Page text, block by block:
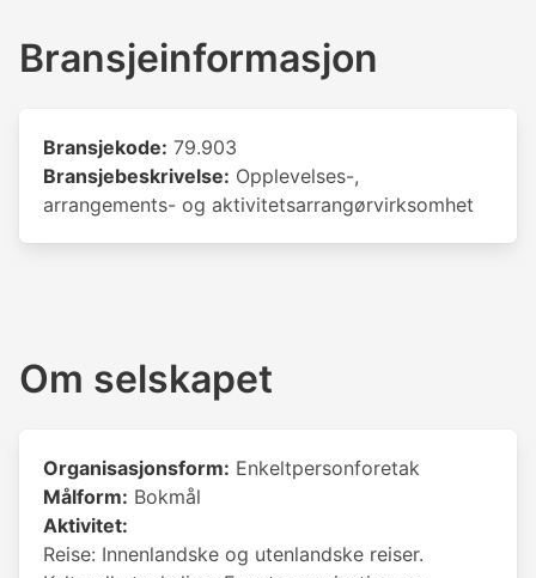
Bransjeinformasjon
Bransjekode: 79.903
Bransjebeskrivelse: Opplevelses-,
arrangements- og aktivitetsarrangørvirksomhet
Om selskapet
Organisasjonsform: Enkeltpersonforetak
Målform: Bokmål
Aktivitet:
Reise: Innenlandske og utenlandske reiser.